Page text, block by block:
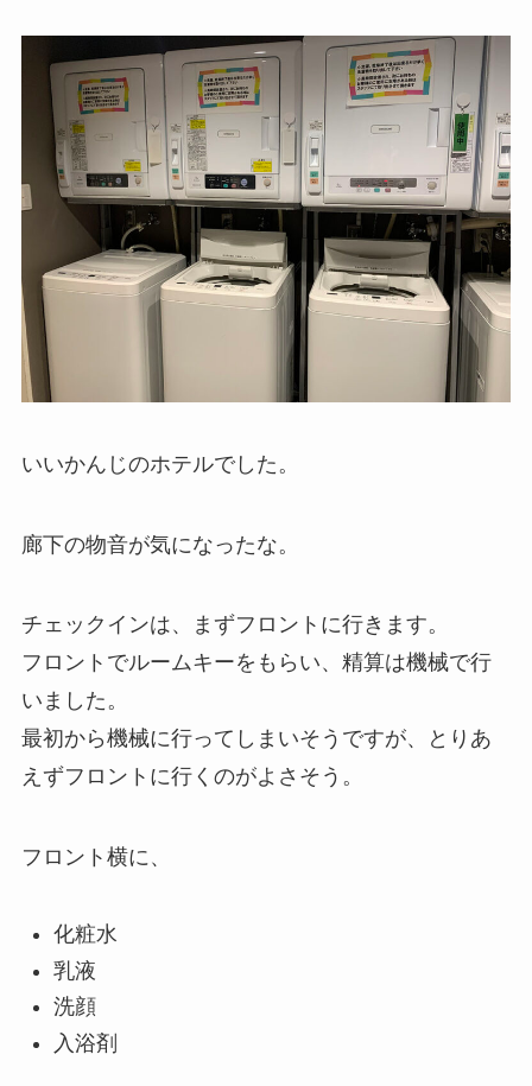
いいかんじのホテルでした。
廊下の物音が気になったな。
チェックインは、まずフロントに行きます。
フロントでルームキーをもらい、精算は機械で行
いました。
最初から機械に行ってしまいそうですが、とりあ
えずフロントに行くのがよさそう。
フロント横に、
化粧水
乳液
洗顔
入浴剤